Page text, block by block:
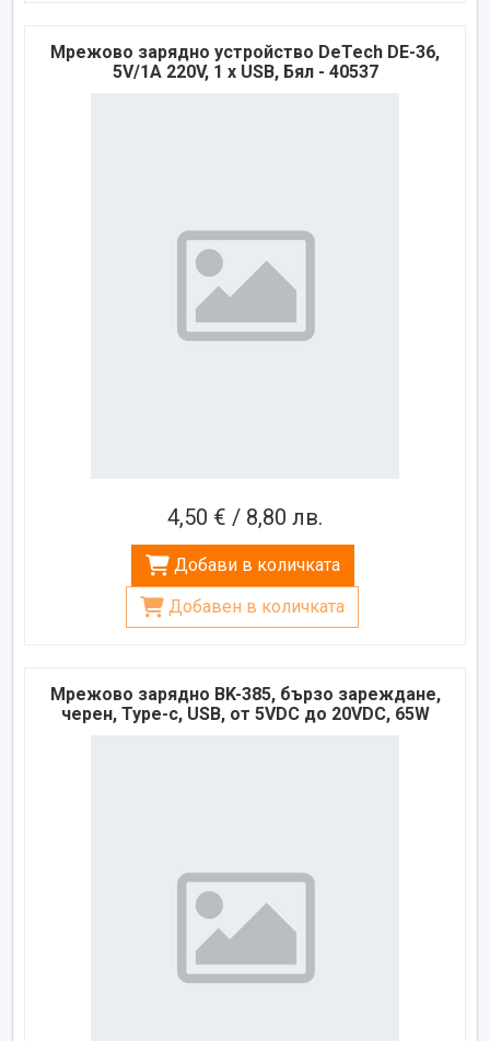
Мрежово зарядно устройство DeTech DE-36,
5V/1A 220V, 1 x USB, Бял - 40537
4,50 € / 8,80 лв.
Добави в количката
Добавен в количката
Мрежово зарядно BK-385, бързо зареждане,
черен, Type-c, USB, от 5VDC до 20VDC, 65W